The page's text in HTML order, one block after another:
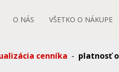
O NÁS VŠETKO O NÁKUPE
cenníka - platnosť